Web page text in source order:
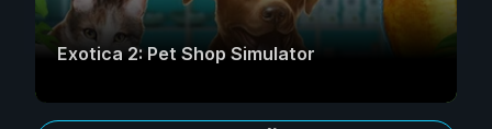
Exotica 2: Pet Shop Simulator